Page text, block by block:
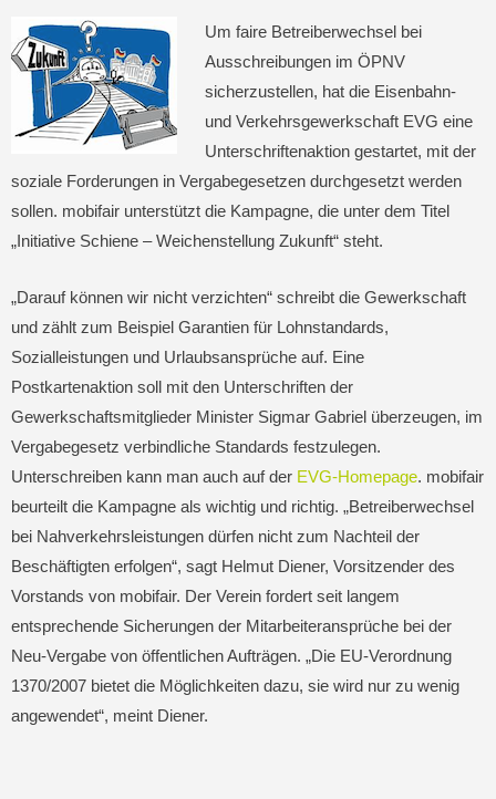
Um faire Betreiberwechsel bei
Ausschreibungen im ÖPNV
sicherzustellen, hat die Eisenbahn-
und Verkehrsgewerkschaft EVG eine
Unterschriftenaktion gestartet, mit der
soziale Forderungen in Vergabegesetzen durchgesetzt werden
sollen. mobifair unterstützt die Kampagne, die unter dem Titel
„Initiative Schiene – Weichenstellung Zukunft“ steht.
„Darauf können wir nicht verzichten“ schreibt die Gewerkschaft
und zählt zum Beispiel Garantien für Lohnstandards,
Sozialleistungen und Urlaubsansprüche auf. Eine
Postkartenaktion soll mit den Unterschriften der
Gewerkschaftsmitglieder Minister Sigmar Gabriel überzeugen, im
Vergabegesetz verbindliche Standards festzulegen.
Unterschreiben kann man auch auf der EVG-Homepage. mobifair
beurteilt die Kampagne als wichtig und richtig. „Betreiberwechsel
bei Nahverkehrsleistungen dürfen nicht zum Nachteil der
Beschäftigten erfolgen“, sagt Helmut Diener, Vorsitzender des
Vorstands von mobifair. Der Verein fordert seit langem
entsprechende Sicherungen der Mitarbeiteransprüche bei der
Neu-Vergabe von öffentlichen Aufträgen. „Die EU-Verordnung
1370/2007 bietet die Möglichkeiten dazu, sie wird nur zu wenig
angewendet“, meint Diener.